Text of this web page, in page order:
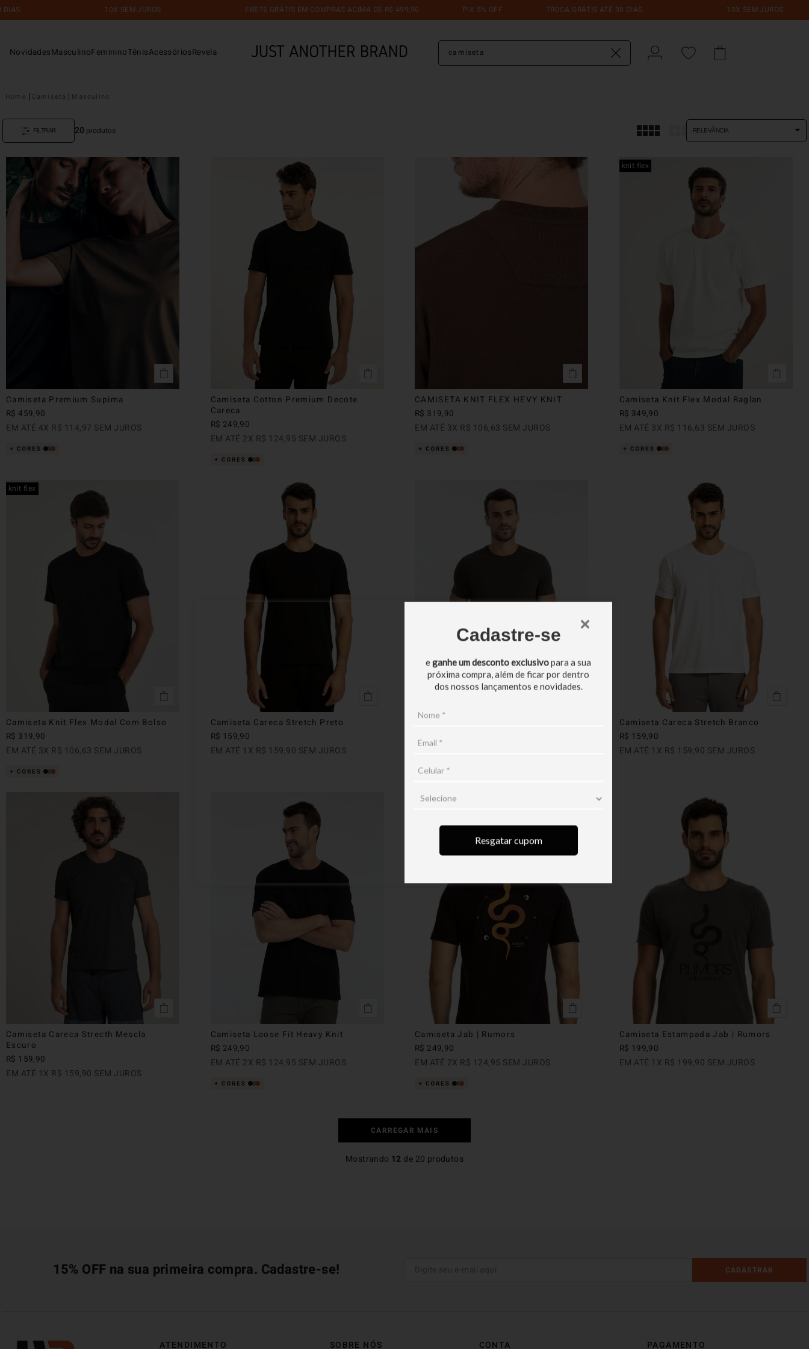
Cadastre-se
e ganhe um desconto exclusivopara a sua
próxima compra, além de ficar por dentro
dos nossos lançamentos e novidades.
Resgatar cupom
10X SEM JUROS FRETE GRÁTIS EM COMPRAS ACIMA DE R$ 499,90 PIX 5% OFF TROCA GRÁTIS ATÉ 30 DIAS 10X SEM JUROS
NovidadesMasculinoFemininoTênisAcessóriosRevela
O que você está procurando?
Camiseta Masculino
FILTRAR 20 produtos RELEVÂNCIA
Camiseta Premium Supima
R$ 459,90
EM ATÉ 4X R$ 114,97 SEM JUROS
Camiseta Cotton Premium Decote
Careca
R$ 249,90
EM ATÉ 2X R$ 124,95 SEM JUROS
CAMISETA KNIT FLEX HEVY KNIT
R$ 319,90
EM ATÉ 3X R$ 106,63 SEM JUROS
knit flex
Camiseta Knit Flex Modal Raglan
R$ 349,90
EM ATÉ 3X R$ 116,63 SEM JUROS
knit flex
Camiseta Knit Flex Modal Com Bolso
R$ 319,90
EM ATÉ 3X R$ 106,63 SEM JUROS
Camiseta Careca Stretch Preto
R$ 159,90
EM ATÉ 1 X R$ 159,90 SEM JUROS
R$
449
Camiseta Careca Stretch Branco
R$ 159,90
EM ATÉ 1 X R$ 159,90 SEM JUROS
Camiseta Careca Strecth Mescla
Escuro
R$ 159,90
EM ATÉ 1X R$ 159,90 SEM JUROS
Camiseta Loose Fit Heavy Knit
R$ 249,90
EM ATÉ 2X R$ 124,95 SEM JUROS
Camiseta Jab | Rumors
R$ 249,90
EM ATÉ 2X R$ 124,95 SEM JUROS
Camiseta Estampada Jab | Rumors
R$ 199,90
EM ATÉ 1 X R$ 199,90 SEM JUROS
Mostrando 12 de 20 produtos
15% OFF na sua primeira compra. Cadastre-se! CADASTRAR
ATENDIMENTO SOBRE NÓS CONTA PAGAMENTO